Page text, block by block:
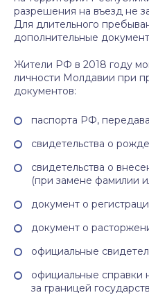
разрешения на въезд не
Для длительного
дополнительные
Жители РФ в 2018 году
личности Молдавии при
документов:
паспорта РФ,
свидетельства о
свидетельства о
(при замене фамилии
документ о
документ о
официальные
официальные справки
за границей